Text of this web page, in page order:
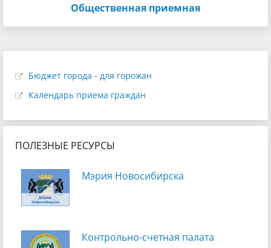
Общественная приемная
Бюджет города - для горожан
Календарь приема граждан
ПОЛЕЗНЫЕ РЕСУРСЫ
Мэрия Новосибирска
Контрольно-счетная палата